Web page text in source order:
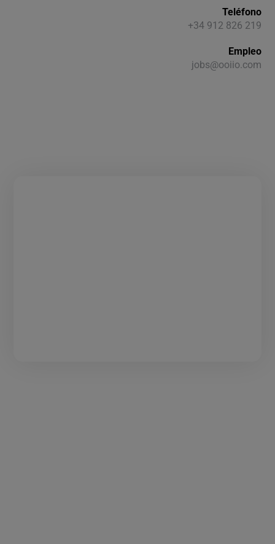
Teléfono
+34 912 826 219
Empleo
jobs@ooiio.com